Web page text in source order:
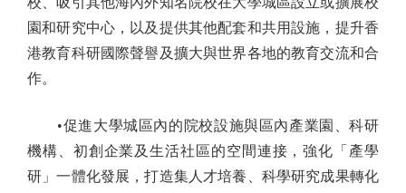
園和研究中心，以及提供其他配套和共用設施，提升香
港教育科研國際聲譽及擴大與世界各地的教育交流和合
作。
•促進大學城區內的院校設施與區內產業園、科研
機構、初創企業及生活社區的空間連接，強化「產學
研」一體化發展，打造集人才培養、科學研究成果轉化